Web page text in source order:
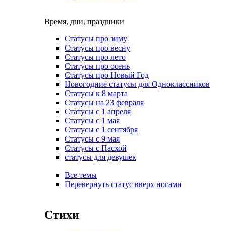
Время, дни, праздники
Статусы про зиму
Статусы про весну
Статусы про лето
Статусы про осень
Статусы про Новый Год
Новогодние статусы для Одноклассников
Статусы к 8 марта
Статусы на 23 февраля
Статусы с 1 апреля
Статусы с 1 мая
Статусы с 1 сентября
Статусы с 9 мая
Статусы с Пасхой
статусы для девушек
Все темы
Перевернуть статус вверх ногами
Стихи